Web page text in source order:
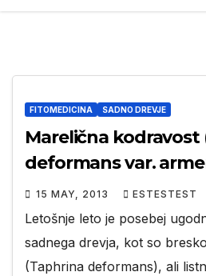
FITOMEDICINA SADNO DREVJE
Marelična kodravost
deformans var.
15 MAY, 2013 ESTESTEST
Letošnje leto je posebej
sadnega drevja, kot so
(Taphrina deformans), ali